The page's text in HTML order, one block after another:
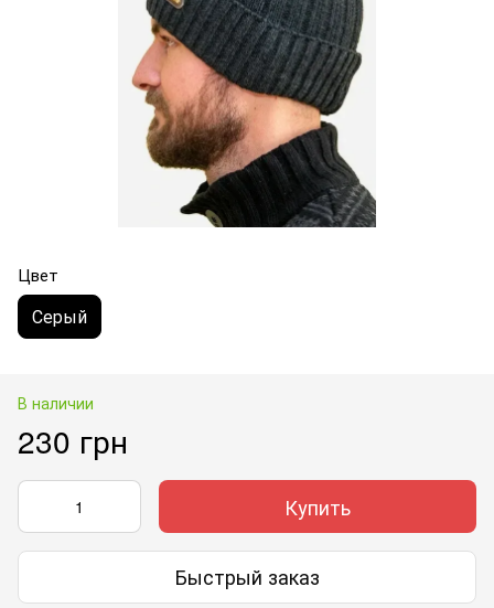
Цвет
Серый
В наличии
230 грн
Купить
Быстрый заказ